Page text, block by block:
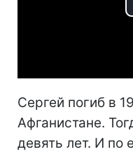
Сергей погиб в
Афганистане.
девять лет. И по